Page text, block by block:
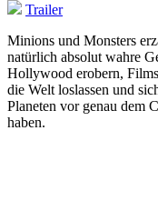
Trailer
Minions und Monsters
natürlich absolut wahre
Hollywood erobern,
die Welt loslassen und
Planeten vor genau dem
haben.